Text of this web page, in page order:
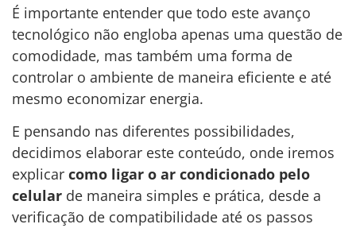
É importante entender que todo este avanço
tecnológico não engloba apenas uma questão de
comodidade, mas também uma forma de
controlar o ambiente de maneira eficiente e até
mesmo economizar energia.
E pensando nas diferentes possibilidades,
decidimos elaborar este conteúdo, onde iremos
explicar como ligar o ar condicionado pelo
celular de maneira simples e prática, desde a
verificação de compatibilidade até os passos